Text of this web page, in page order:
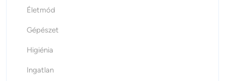
Életmód
Gépészet
Higiénia
Ingatlan